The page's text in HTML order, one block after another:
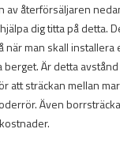
av återförsäljaren
dig titta på detta.
när man skall
berget. Är detta
att sträckan mellan
Även